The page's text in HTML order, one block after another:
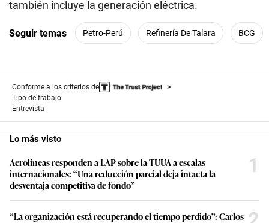
Aerolíneas responden a LAP sobre la TUUA a escalas
1
“La organización está recuperando el tiempo perdido”: Carlos
Neuhaus, expresidente de Lima 2019, sobre los retos a un año
de Lima 2027 y en qué más está preocupado el Gobierno
más ganadora del mundo y una visita que emocionará a toda
una selección nacional
3
Papa León XIV en Perú: estas son todas las actividades
confirmadas en Lima, Chiclayo, Cusco y Pucallpa
4